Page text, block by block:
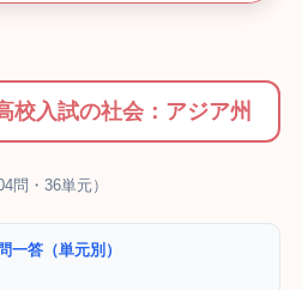
校入試の社会：アジア州
問・36単元）
一答（単元別）